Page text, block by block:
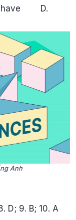
D.
Anh
D; 9. B; 10. A